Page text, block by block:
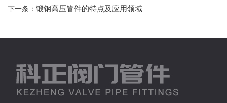
下一条： 锻钢高压管件的特点及应用领域